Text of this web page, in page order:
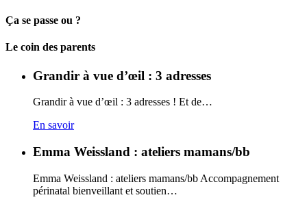
Ça se passe ou ?
Carto
Le coin des parents
Grandir à vue d’œil : 3 adresses
Grandir à vue d’œil : 3 adresses ! Et de…
En savoir
Emma Weissland : ateliers mamans/bb
Emma Weissland : ateliers mamans/bb Accompagnement
périnatal bienveillant et soutien…